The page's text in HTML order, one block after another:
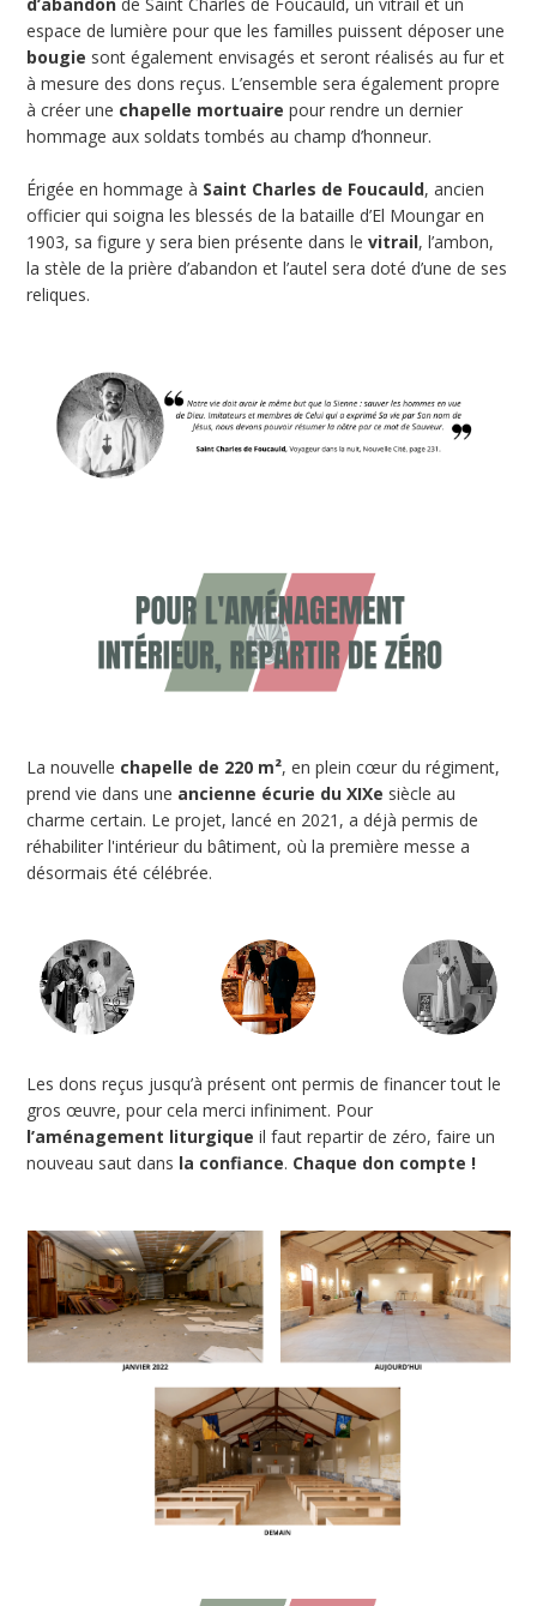
espace de lumière pour que les familles puissent déposer une
bougie sont également envisagés et seront réalisés au fur et
à mesure des dons reçus. L’ensemble sera également propre
à créer une chapelle mortuaire pour rendre un dernier
hommage aux soldats tombés au champ d’honneur.
Érigée en hommage à Saint Charles de Foucauld, ancien
officier qui soigna les blessés de la bataille d’El Moungar en
1903, sa figure y sera bien présente dans le vitrail, l’ambon,
la stèle de la prière d’abandon et l’autel sera doté d’une de ses
reliques.
La nouvelle chapelle de 220 m², en plein cœur du régiment,
prend vie dans une ancienne écurie du XIXe siècle au
charme certain. Le projet, lancé en 2021, a déjà permis de
réhabiliter l'intérieur du bâtiment, où la première messe a
désormais été célébrée.
Les dons reçus jusqu’à présent ont permis de financer tout le
gros œuvre, pour cela merci infiniment. Pour
l’aménagement liturgique il faut repartir de zéro, faire un
nouveau saut dans la confiance. Chaque don compte !